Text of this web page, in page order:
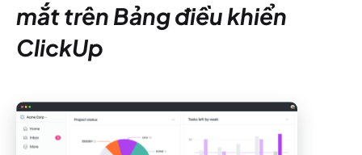
mắt trên Bảng điều khiển
ClickUp